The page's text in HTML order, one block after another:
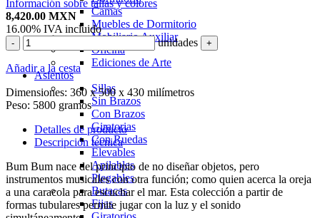
Camas
Muebles de Dormitorio
Mobiliario Auxiliar
Oficina
Ediciones de Arte
Asientos
Sillas
Sin Brazos
Con Brazos
Giratorias
Con Ruedas
Elevables
Apilables
Plegables
Butacas
Fijas
Información sobre tallas y colores
8,420.00 MXN
16.00% IVA incluido
- unidades +
Añadir a la cesta
Dimensiones: 360 x 500 x 430 milímetros
Peso: 5800 gramos
Detalles de producto
Descripción técnica
Bum Bum nace del principio de no diseñar objetos, pero
instrumentos musicales con otra función; como quien acerca la oreja
a una caracola para escuchar el mar. Esta colección a partir de
formas tubulares permite jugar con la luz y el sonido